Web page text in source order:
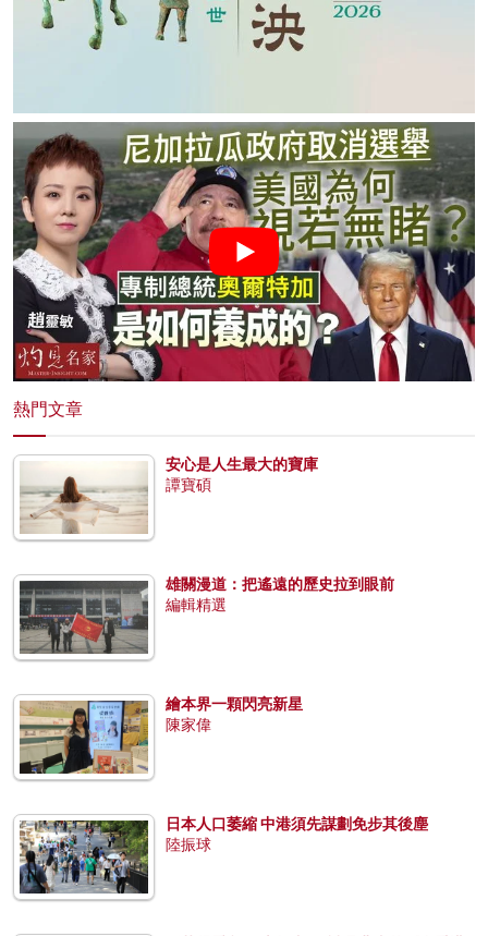
熱門文章
安心是人生最大的寶庫
譚寶碩
雄關漫道：把遙遠的歷史拉到眼前
編輯精選
繪本界一顆閃亮新星
陳家偉
日本人口萎縮 中港須先謀劃免步其後塵
陸振球